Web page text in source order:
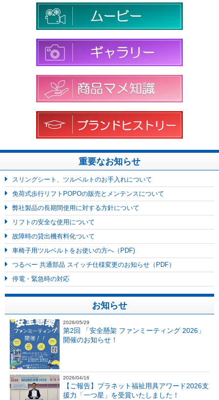
重要なお知らせ
スリングシート、ツルベルトのお手入れについて
免荷式歩行リフトPOPOの販売とメンテンスについて
弊社製品の長期間使用に対する方針について
リフトの安全な使用について
故障時の貸出機有料化ついて
車椅子用ツルベルトをお使いの方へ（PDF)
つるべー 共通部品 スイッチ仕様変更のお知らせ（PDF）
停電・緊急時の対応
お知らせ
2026/05/29
第2回 「安全懸架 ファンミーティング 2026」
開催のお知らせ！
2026/04/16
【ご報告】プラネット福祉用具アワード2026支
援力「一つ星」を受賞いたしました！